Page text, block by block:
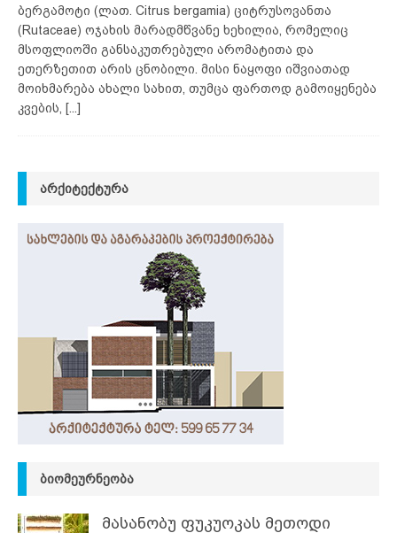
ბერგამოტი (ლათ. Citrus bergamia) ციტრუსოვანთა
(Rutaceae) ოჯახის მარადმწვანე ხეხილია, რომელიც
მსოფლიოში განსაკუთრებული არომატითა და
ეთერზეთით არის ცნობილი. მისი ნაყოფი იშვიათად
მოიხმარება ახალი სახით, თუმცა ფართოდ გამოიყენება
კვების,
[...]
ᲐᲠᲥᲘᲢᲔᲥᲢᲣᲠᲐ
ᲑᲘᲝᲛᲔᲣᲠᲜᲔᲝᲑᲐ
მასანობუ ფუკუოკას მეთოდი